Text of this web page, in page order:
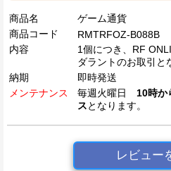
商品名
ゲーム通貨
商品コード
RMTRFOZ-B088B
内容
1個につき、RF
ダラントのお取引と
納期
即時発送
メンテナンス
毎週火曜日 10時か
スとなります。
レビュー